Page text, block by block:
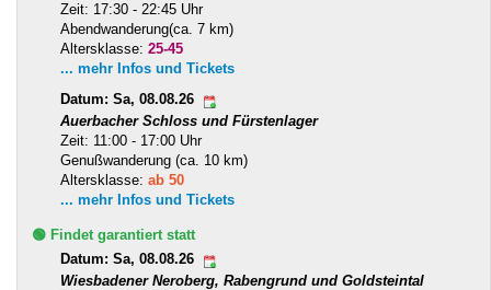
Zeit: 17:30 - 22:45 Uhr
Abendwanderung(ca. 7 km)
Altersklasse: 25-45
... mehr Infos und Tickets
Datum: Sa, 08.08.26
Auerbacher Schloss und Fürstenlager
Zeit: 11:00 - 17:00 Uhr
Genußwanderung (ca. 10 km)
Altersklasse: ab 50
... mehr Infos und Tickets
🟢 Findet garantiert statt
Datum: Sa, 08.08.26
Wiesbadener Neroberg, Rabengrund und Goldsteintal